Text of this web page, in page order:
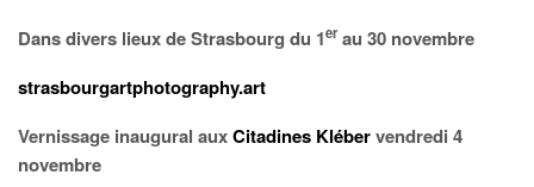
Dans divers lieux de Strasbourg du 1erau 30 novembre
strasbourgartphotography.art
Vernissage inaugural auxCitadines Klébervendredi 4
novembre